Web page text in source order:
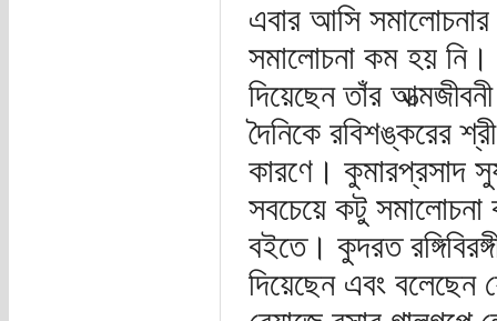
এবার আসি সমালোচনার
সমালোচনা কম হয়
দিয়েছেন তাঁর
দৈনিকে রবিশঙ্করের
কারণে। কুমারপ্রসাদ
সবচেয়ে কটু সমালোচনা
বইতে। কুদরত
দিয়েছেন এবং